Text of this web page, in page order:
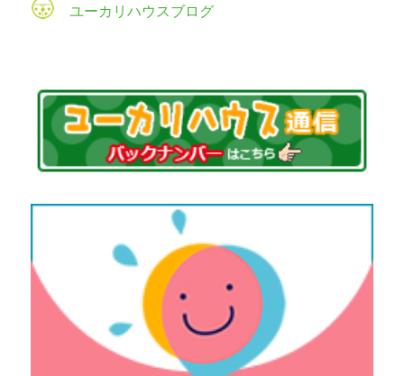
ユーカリハウスブログ